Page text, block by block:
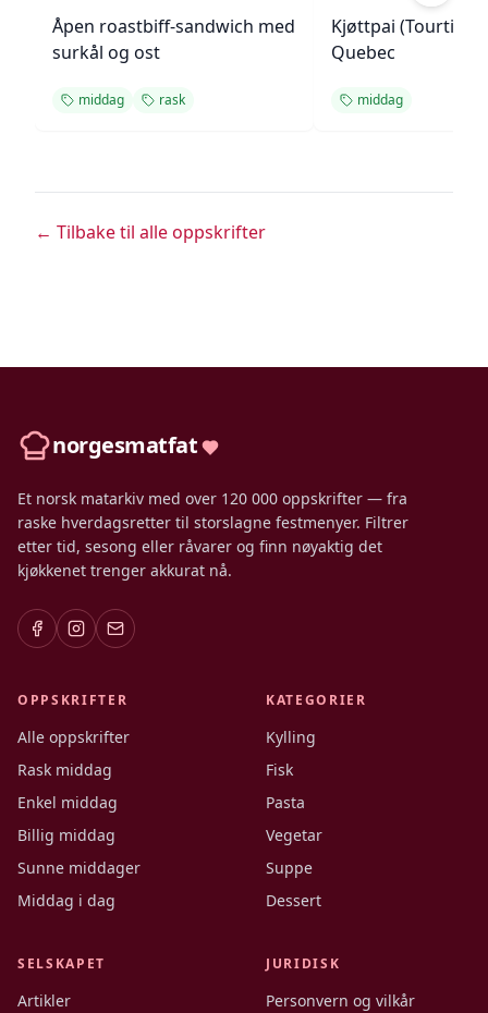
Åpen roastbiff-sandwich med
surkål og ost
middag rask
Kjøttpai
Quebec
middag
← Tilbake til alle oppskrifter
norgesmatfat
Et norsk matarkiv med over 120 000 oppskrifter — fra
raske hverdagsretter til storslagne festmenyer. Filtrer
etter tid, sesong eller råvarer og finn nøyaktig det
kjøkkenet trenger akkurat nå.
OPPSKRIFTER
Alle oppskrifter
Rask middag
Enkel middag
Billig middag
Sunne middager
Middag i dag
KATEGORIER
Kylling
Fisk
Pasta
Vegetar
Suppe
Dessert
SELSKAPET
Artikler
JURIDISK
Personvern og vilkår